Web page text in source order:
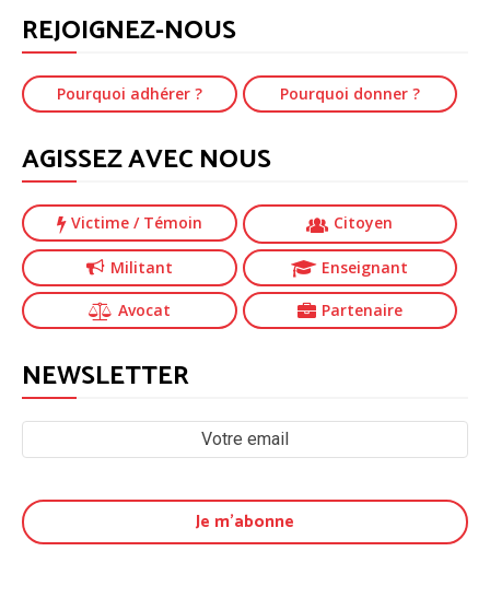
REJOIGNEZ-NOUS
Pourquoi adhérer ? Pourquoi donner ?
AGISSEZ AVEC NOUS
Victime / Témoin Citoyen
Militant Enseignant
Avocat Partenaire
NEWSLETTER